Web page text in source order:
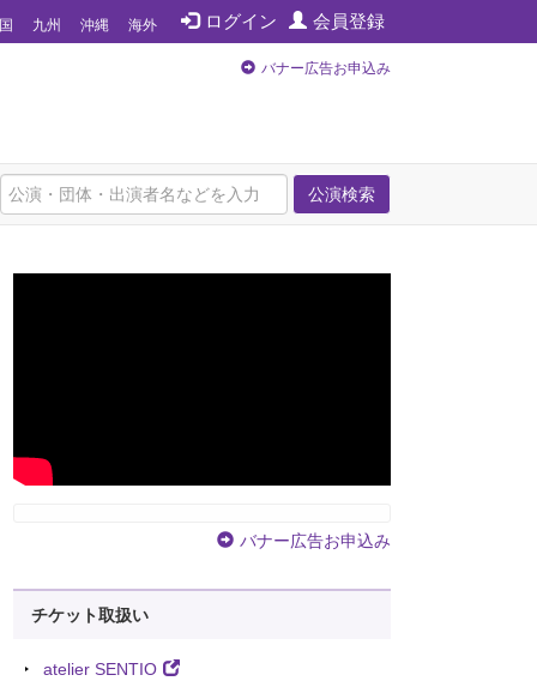
ログイン 会員登録
九州 沖縄 海外
バナー広告お申込み
公演検索
バナー広告お申込み
チケット取扱い
atelier SENTIO